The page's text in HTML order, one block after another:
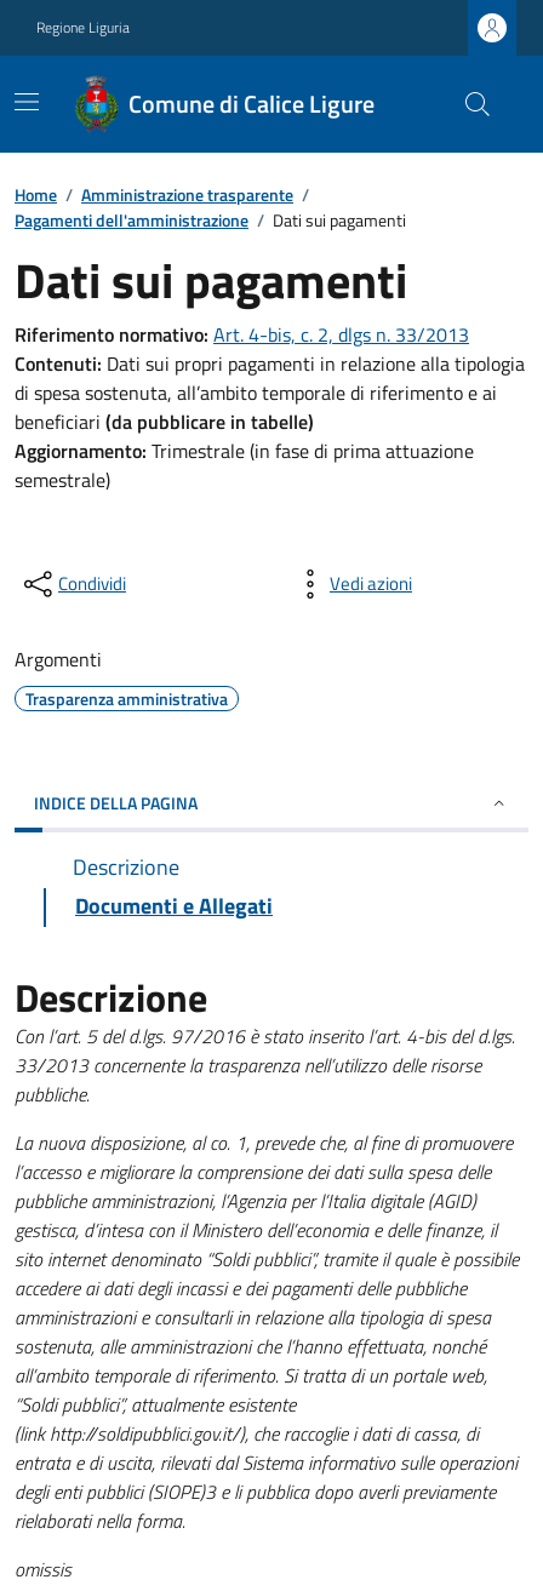
Regione Liguria
Comune di Calice Ligure
Home / Amministrazione trasparente /
Pagamenti dell'amministrazione / Dati sui pagamenti
Dati sui pagamenti
Riferimento normativo: Art. 4-bis, c. 2, dlgs n. 33/2013
Contenuti: Dati sui propri pagamenti in relazione alla tipologia
di spesa sostenuta, all’ambito temporale di riferimento e ai
beneficiari (da pubblicare in tabelle)
Aggiornamento: Trimestrale (in fase di prima attuazione
semestrale)
Condividi Vedi azioni
Argomenti
Trasparenza amministrativa
INDICE DELLA PAGINA
Descrizione
Documenti e Allegati
Descrizione
Con l’art. 5 del d.lgs. 97/2016 è stato inserito l’art. 4-bis del d.lgs.
33/2013 concernente la trasparenza nell’utilizzo delle risorse
pubbliche.
La nuova disposizione, al co. 1, prevede che, al fine di promuovere
l’accesso e migliorare lacomprensione dei dati sulla spesa delle
pubbliche amministrazioni, l’Agenzia per l’Italia digitale (AGID)
gestisca, d’intesa con il Ministero dell’economia e delle finanze, il
sito internet denominato “Soldi pubblici”, tramite il quale è possibile
accedere ai dati degli incassi e dei pagamenti delle pubbliche
amministrazioni e consultarli in relazione alla tipologia di spesa
sostenuta, alle amministrazioni che l’hanno effettuata, nonché
all’ambito temporale di riferimento. Si tratta di un portale web,
“Soldi pubblici”, attualmente esistente
(linkhttp://soldipubblici.gov.it/), che raccoglie i dati di cassa, di
entrata e di uscita, rilevati dal Sistema informativo sulle operazioni
degli enti pubblici (SIOPE)3 e li pubblica dopo averli previamente
rielaborati nella forma.
omissis